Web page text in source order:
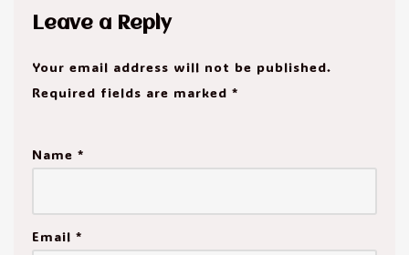
Leave a Reply
Your email address will not be published.
Required fields are marked *
Name *
Email *